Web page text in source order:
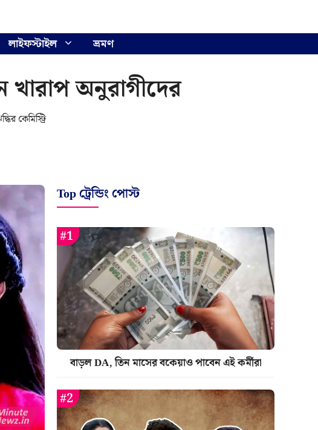
লাইফস্টাইল ভ্রমণ
খারাপ অনুরাগীদের
কেমিস্ট্রি
Top ট্রেন্ডিং পোস্ট
বাড়ল DA, তিন মাসের বকেয়াও পাবেন এই কর্মীরা